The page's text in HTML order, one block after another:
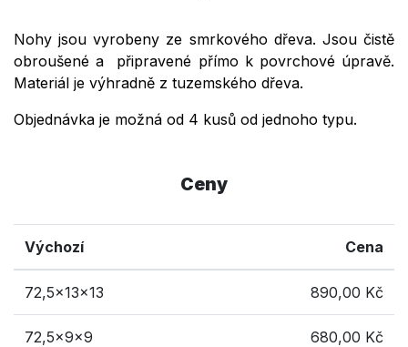
Nohy jsou vyrobeny ze smrkového dřeva. Jsou čistě
obroušené a připravené přímo k povrchové úpravě.
Materiál je výhradně z tuzemského dřeva.
Objednávka je možná od 4 kusů od jednoho typu.
Ceny
Výchozí Cena
72,5x13x13 890,00 Kč
72,5x9x9 680,00 Kč